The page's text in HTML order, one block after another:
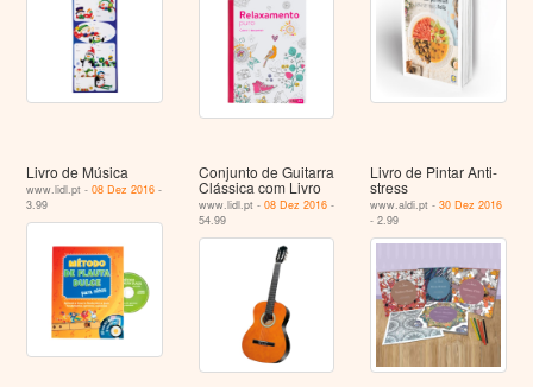
Livro de Música
www.lidl.pt -08 Dez 2016 -
3.99
Conjunto de Guitarra
Clássica com Livro
www.lidl.pt - 08 Dez 2016-
54.99
Livro de Pintar Anti-
stress
www.aldi.pt -30 Dez 2016
- 2.99